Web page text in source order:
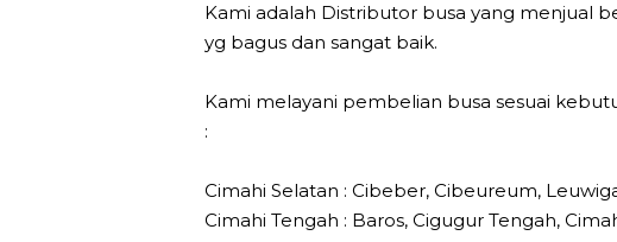
Kami adalah Distributor busa yang menjual
yg bagus dan sangat baik.
Kami melayani pembelian busa sesuai
:
Cimahi Selatan : Cibeber, Cibeureum,
Cimahi Tengah : Baros, Cigugur Tengah,